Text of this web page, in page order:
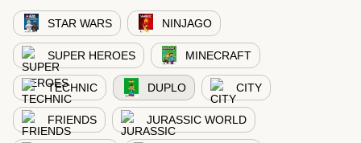
STAR WARS NINJAGO
SUPER HEROES MINECRAFT
TECHNIC DUPLO CITY
FRIENDS JURASSIC WORLD